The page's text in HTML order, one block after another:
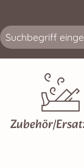
Zubehör/